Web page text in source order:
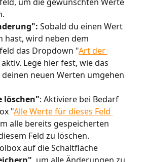
Sobald du einen Wert
hast, wird neben dem
das Dropdown "Art der
Lege hier fest, wie das
neuen Werten umgehen
löschen": Aktiviere bei Bedarf
"Alle Werte für dieses Feld
alle bereits gespeicherten
Feld zu löschen.
auf die Schaltfläche